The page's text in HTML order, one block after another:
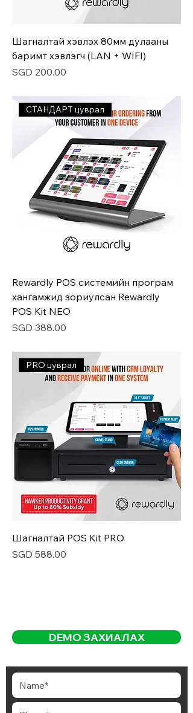
Шагналтай хэвлэх 80мм дулааны
баримт хэвлэгч (LAN + WIFI)
Price
SGD 200.00
СТАНДАРТ цуврал
Rewardly POS системийн програм
хангамжид зориулсан Rewardly
POS Kit NEO
Price
SGD 388.00
PRO цуврал
Шагналтай POS Kit PRO
Price
SGD 588.00
DEMO ЗАХИАЛАХ